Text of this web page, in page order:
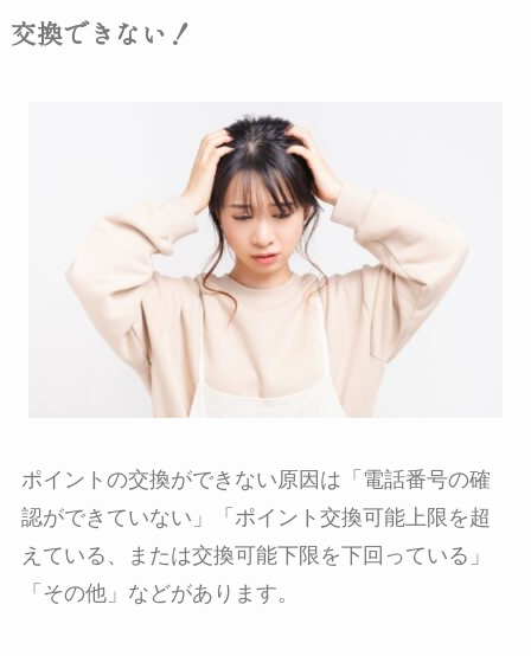
交換できない！
ポイントの交換ができない原因は「電話番号の確
認ができていない」「ポイント交換可能上限を超
えている、または交換可能下限を下回っている」
「その他」などがあります。